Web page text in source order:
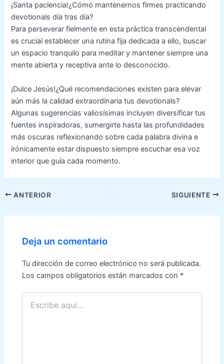
¡Santa paciencia!¿Cómo mantenernos firmes practicando
devotionals día tras día?
Para perseverar fielmente en esta práctica transcendental
es crucial establecer una rutina fija dedicada a ello, buscar
un espacio tranquilo para meditar y mantener siempre una
mente abierta y receptiva ante lo desconocido.
¡Dulce Jesús!¿Qué recomendaciones existen para elevar
aún más la calidad extraordinaria tus devotionals?
Algunas sugerencias valiosísimas incluyen diversificar tus
fuentes inspiradoras, sumergirte hasta las profundidades
más oscuras reflexionando sobre cada palabra divina e
irónicamente estar dispuesto siempre escuchar esa voz
interior que guía cada momento.
Navegación
entradas
ANTERIOR SIGUIENTE
Deja un comentario
Tu dirección de correo electrónico no será publicada.
Los campos obligatorios están marcados con *
Escribe
aquí...